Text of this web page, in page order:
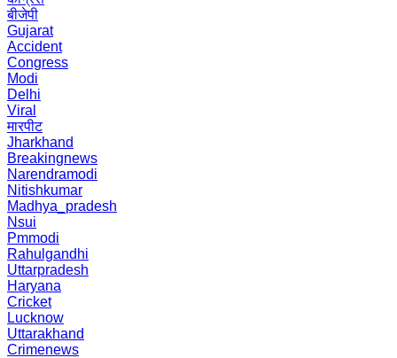
बीजेपी
Gujarat
Accident
Congress
Modi
Delhi
Viral
मारपीट
Jharkhand
Breakingnews
Narendramodi
Nitishkumar
Madhya_pradesh
Nsui
Pmmodi
Rahulgandhi
Uttarpradesh
Haryana
Cricket
Lucknow
Uttarakhand
Crimenews